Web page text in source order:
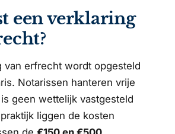
een verklaring
van erfrecht wordt opgesteld
Notarissen hanteren vrije
geen wettelijk vastgesteld
liggen de kosten